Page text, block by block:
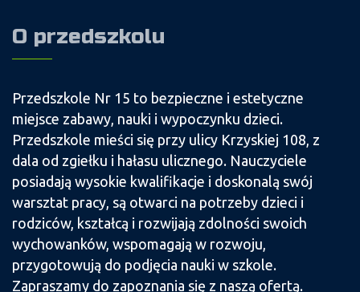
O przedszkolu
Przedszkole Nr 15 to bezpieczne i estetyczne
miejsce zabawy, nauki i wypoczynku dzieci.
Przedszkole mieści się przy ulicy Krzyskiej 108, z
dala od zgiełku i hałasu ulicznego. Nauczyciele
posiadają wysokie kwalifikacje i doskonalą swój
warsztat pracy, są otwarci na potrzeby dzieci i
rodziców, kształcą i rozwijają zdolności swoich
wychowanków, wspomagają w rozwoju,
przygotowują do podjęcia nauki w szkole.
Zapraszamy do zapoznania się z naszą ofertą.